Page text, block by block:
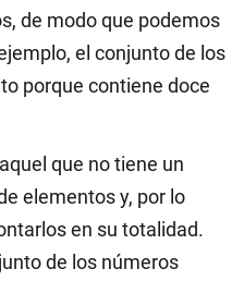
de modo que podemos
el conjunto de los
porque contiene doce
que no tiene un
elementos y, por lo
en su totalidad.
de los números